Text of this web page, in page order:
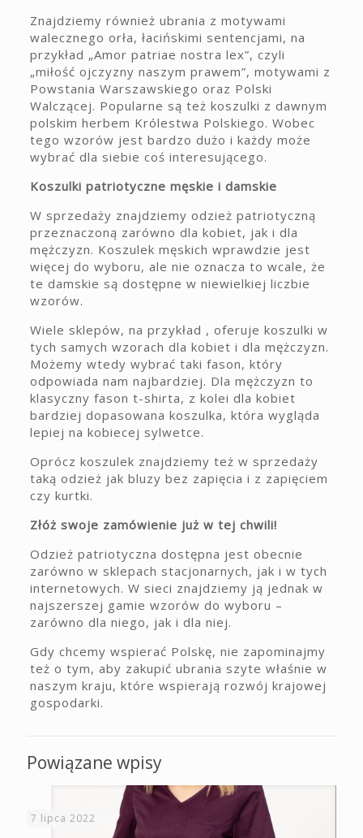
Znajdziemy również ubrania z motywami
walecznego orła, łacińskimi sentencjami, na
przykład „Amor patriae nostra lex”, czyli
„miłość ojczyzny naszym prawem”, motywami z
Powstania Warszawskiego oraz Polski
Walczącej. Popularne są też koszulki z dawnym
polskim herbem Królestwa Polskiego. Wobec
tego wzorów jest bardzo dużo i każdy może
wybrać dla siebie coś interesującego.
Koszulki patriotyczne męskie i damskie
W sprzedaży znajdziemy odzież patriotyczną
przeznaczoną zarówno dla kobiet, jak i dla
mężczyzn. Koszulek męskich wprawdzie jest
więcej do wyboru, ale nie oznacza to wcale, że
te damskie są dostępne w niewielkiej liczbie
wzorów.
Wiele sklepów, na przykład , oferuje koszulki w
tych samych wzorach dla kobiet i dla mężczyzn.
Możemy wtedy wybrać taki fason, który
odpowiada nam najbardziej. Dla mężczyzn to
klasyczny fason t-shirta, z kolei dla kobiet
bardziej dopasowana koszulka, która wygląda
lepiej na kobiecej sylwetce.
Oprócz koszulek znajdziemy też w sprzedaży
taką odzież jak bluzy bez zapięcia i z zapięciem
czy kurtki.
Złóż swoje zamówienie już w tej chwili!
Odzież patriotyczna dostępna jest obecnie
zarówno w sklepach stacjonarnych, jak i w tych
internetowych. W sieci znajdziemy ją jednak w
najszerszej gamie wzorów do wyboru –
zarówno dla niego, jak i dla niej.
Gdy chcemy wspierać Polskę, nie zapominajmy
też o tym, aby zakupić ubrania szyte właśnie w
naszym kraju, które wspierają rozwój krajowej
gospodarki.
Powiązane wpisy
7 lipca 2022